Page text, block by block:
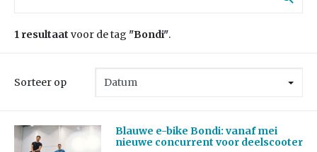
1 resultaat voor de tag "Bondi".
Sorteer op
Blauwe e-bike Bondi: vanaf mei
nieuwe concurrent voor deelscooter